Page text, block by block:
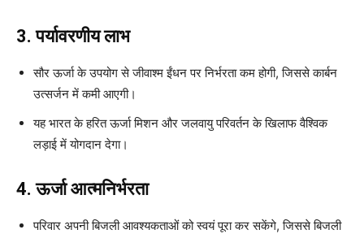
3. पर्यावरणीय लाभ
सौर ऊर्जा के उपयोग से जीवाश्म ईंधन पर निर्भरता कम होगी, जिससे कार्बन
उत्सर्जन में कमी आएगी।
यह भारत के हरित ऊर्जा मिशन और जलवायु परिवर्तन के खिलाफ वैश्विक
लड़ाई में योगदान देगा।
4. ऊर्जा आत्मनिर्भरता
परिवार अपनी बिजली आवश्यकताओं को स्वयं पूरा कर सकेंगे, जिससे बिजली